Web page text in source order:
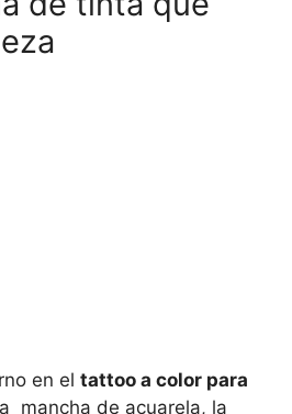
en el tattoo a color para
mancha de acuarela, la